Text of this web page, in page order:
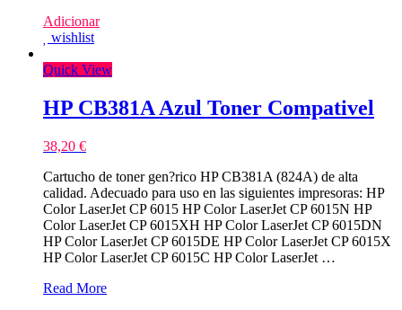
Adicionar
wishlist
Quick View
HP CB381A Azul Toner Compativel
38,20 €
Cartucho de toner gen?rico HP CB381A (824A) de alta
calidad. Adecuado para uso en las siguientes impresoras: HP
Color LaserJet CP 6015 HP Color LaserJet CP 6015N HP
Color LaserJet CP 6015XH HP Color LaserJet CP 6015DN
HP Color LaserJet CP 6015DE HP Color LaserJet CP 6015X
HP Color LaserJet CP 6015C HP Color LaserJet …
HP
Read More